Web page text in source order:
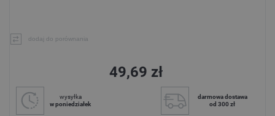
dodaj do porównania
49,69 zł
wysyłka
w poniedziałek
darmowa dostawa
od 300 zł